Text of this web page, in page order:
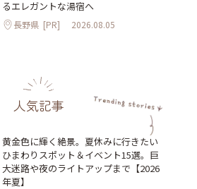
るエレガントな湯宿へ
長野県 [PR] 2026.08.05
人気記事
黄金色に輝く絶景。夏休みに行きたい
ひまわりスポット＆イベント15選。巨
大迷路や夜のライトアップまで【2026
年夏】